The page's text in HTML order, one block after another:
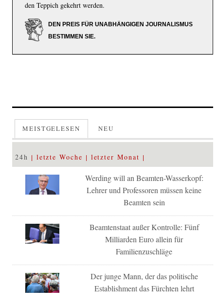
den Teppich gekehrt werden.
DEN PREIS FÜR UNABHÄNGIGEN JOURNALISMUS
BESTIMMEN SIE.
MEISTGELESEN NEU
24h letzte Woche letzter Monat
Werding will an Beamten-Wasserkopf:
Lehrer und Professoren müssen keine
Beamten sein
Beamtenstaat außer Kontrolle: Fünf
Milliarden Euro allein für
Familienzuschläge
Der junge Mann, der das politische
Establishment das Fürchten lehrt